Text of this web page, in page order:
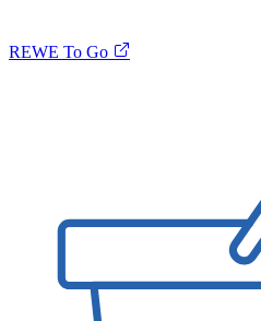
REWE To Go